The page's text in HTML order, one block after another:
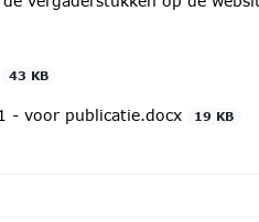
43 KB
- voor publicatie.docx 19 KB